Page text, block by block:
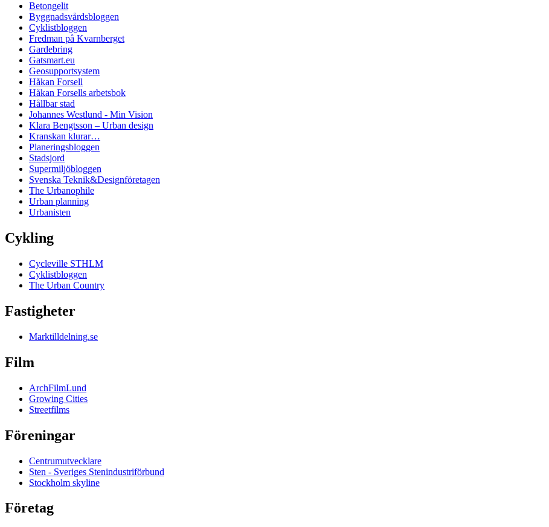
Betongelit
Byggnadsvårdsbloggen
Cyklistbloggen
Fredman på Kvarnberget
Gardebring
Gatsmart.eu
Geosupportsystem
Håkan Forsell
Håkan Forsells arbetsbok
Hållbar stad
Johannes Westlund - Min Vision
Klara Bengtsson – Urban design
Kranskan klurar…
Planeringsbloggen
Stadsjord
Supermiljöbloggen
Svenska Teknik&Designföretagen
The Urbanophile
Urban planning
Urbanisten
Cykling
Cycleville STHLM
Cyklistbloggen
The Urban Country
Fastigheter
Marktilldelning.se
Film
ArchFilmLund
Growing Cities
Streetfilms
Föreningar
Centrumutvecklare
Sten - Sveriges Stenindustriförbund
Stockholm skyline
Företag